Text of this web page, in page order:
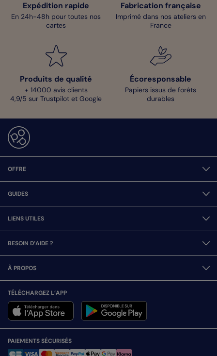
Expédition rapide
En 24h-48h pour toutes nos
cartes
Fabrication française
Imprimé dans nos ateliers en
France
Produits de qualité
+ 14000 avis clients
4,9/5 sur Trustpilot et Google
Écoresponsable
Papiers issus de forêts
durables
OFFRE
GUIDES
LIENS UTILES
BESOIN D’AIDE ?
À PROPOS
TÉLÉCHARGEZ L’APP
PAIEMENTS SÉCURISÉS